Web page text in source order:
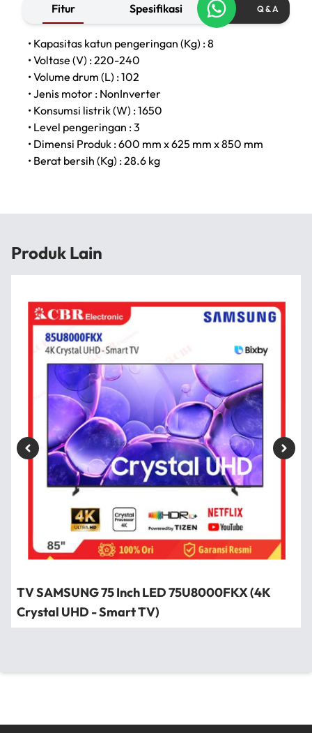
Fitur Spesifikasi Q & A
• Kapasitas katun pengeringan (Kg) : 8
• Voltase (V) : 220-240
• Volume drum (L) : 102
• Jenis motor : NonInverter
• Konsumsi listrik (W) : 1650
• Level pengeringan : 3
• Dimensi Produk : 600 mm x 625 mm x 850 mm
• Berat bersih (Kg) : 28.6 kg
Produk Lain
TV SAMSUNG 75 Inch LED 75U8000FKX (4K
Crystal UHD - Smart TV)